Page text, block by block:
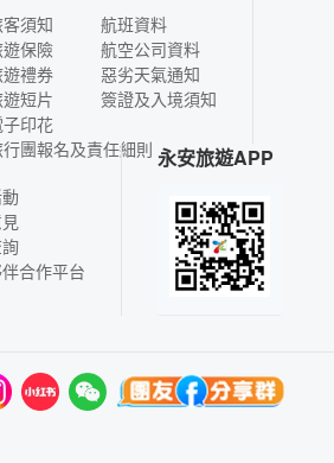
須知
保險
禮券
短片
子印花
航班資料
航空公司資料
惡劣天氣通知
簽證及入境須知
團報名及責任細則
合作平台
永安旅遊APP